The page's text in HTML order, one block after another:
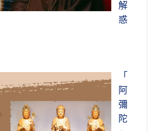
解
惑
「
阿
彌
陀